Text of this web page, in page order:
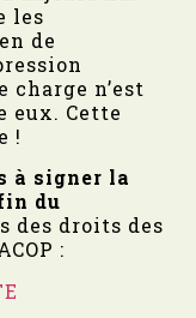
les
de
charge n’est
eux. Cette
!
à signer la
du
des droits des
: